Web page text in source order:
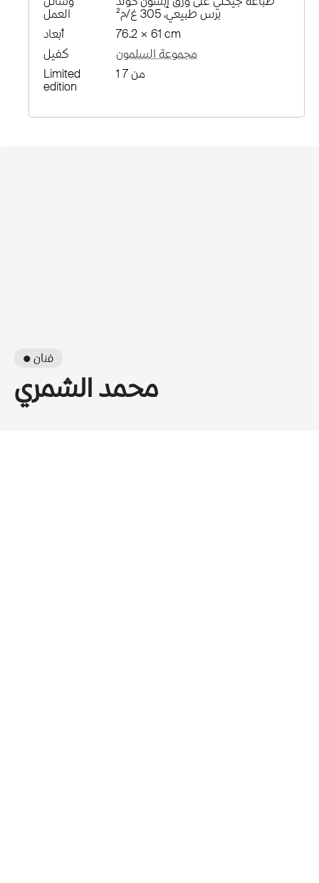
العمل
برس طبيعي، 305 غ/م²
أبعاد
76.2 × 61 cm
كفيل
مجموعة السلمون
Limited
edition
1 من 7
● فنان
محمد الشمري